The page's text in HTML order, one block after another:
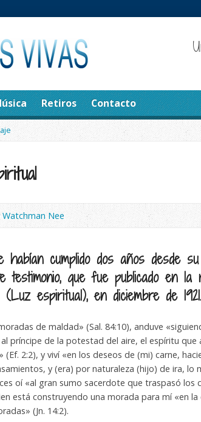
Retiros Contacto
Watchman Nee
habían cumplido dos años desde
testimonio, que fue publicado en la
espiritual), en diciembre de 1921.
de maldad» (Sal. 84:10), anduve
príncipe de la potestad del aire, el espíritu que
(Ef. 2:2), y viví «en los deseos de (mi) carne,
y (era) por naturaleza (hijo) de ira, lo
oí «al gran sumo sacerdote que traspasó los
está construyendo una morada para mí «en la
(Jn. 14:2).